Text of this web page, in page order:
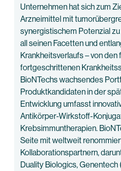
Unternehmen hat sich zum
Arzneimittel mit
synergistischem Potenzial
all seinen Facetten und
Krankheitsverlaufs – von den
fortgeschrittenen
BioNTechs wachsendes
Produktkandidaten in der
Entwicklung umfasst
Antikörper-Wirkstoff-
Krebsimmuntherapien.
Seite mit weltweit
Kollaborationspartnern,
Duality Biologics,